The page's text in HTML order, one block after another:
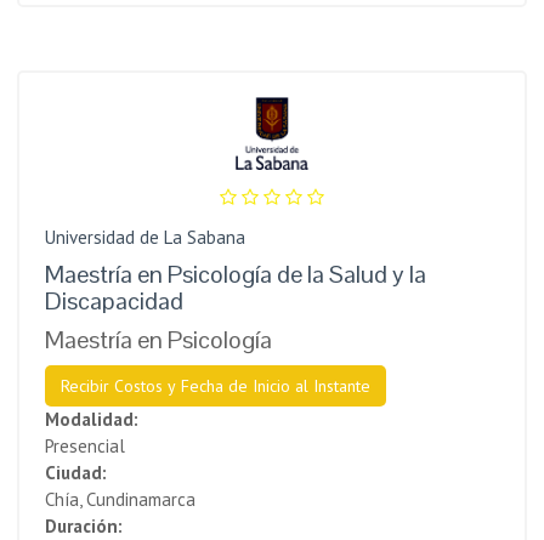
Universidad de La Sabana
Maestría en Psicología de la Salud y la
Discapacidad
Maestría en Psicología
Recibir Costos y Fecha de Inicio al Instante
Modalidad:
Presencial
Ciudad:
Chía, Cundinamarca
Duración: